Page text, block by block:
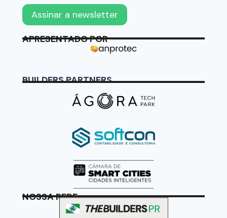
APRESENTADO POR
BUILDERS PARTNERS
NOSSA REDE